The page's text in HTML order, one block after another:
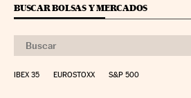
BUSCAR BOLSAS Y MERCADOS
IBEX 35 EUROSTOXX S&P 500